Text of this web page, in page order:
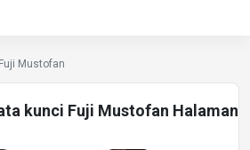
Fuji Mustofan
kunci Fuji Mustofan Halaman